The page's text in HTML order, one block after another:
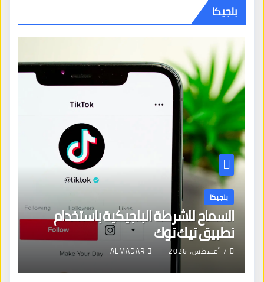
بلجيكا
بلجيكا
السماح للشرطة البلجيكية باستخدام
تطبيق تيك توك
7 أغسطس، 2026 ALMADAR